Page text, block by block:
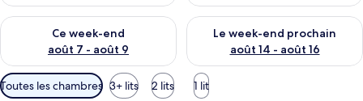
Ce week-end
août 7 - août 9
Vérifier la disponibilité pour ce week-end août 7 - août 9
Le week-end prochain
août 14 - août 16
Vérifier la disponibilité pour
Filtres
disponibles
Toutes les chambres 3+ lits 2 lits 1 lit